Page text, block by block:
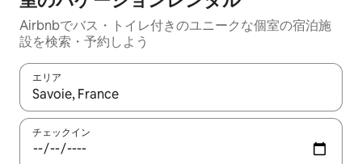
Airbnbでバス・トイレ付きのユニークな個室の宿泊施
設を検索・予約しよう
エリア
検索結果が表示されたら、上下の矢印キーを使って移動するか
チェックイン